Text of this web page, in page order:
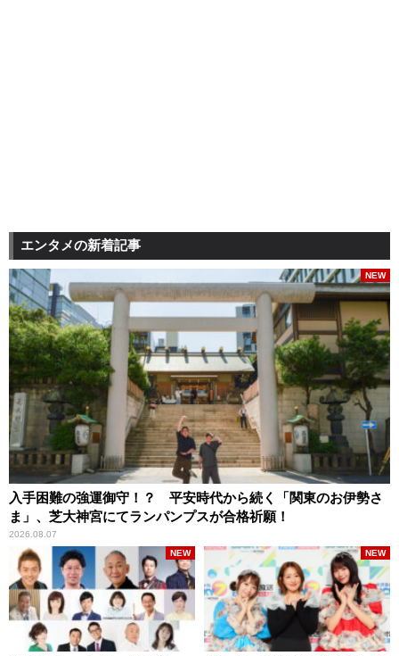
エンタメの新着記事
入手困難の強運御守！？ 平安時代から続く「関東のお伊勢さ
ま」、芝大神宮にてランパンプスが合格祈願！
2026.08.07
NEW
NEW NEW